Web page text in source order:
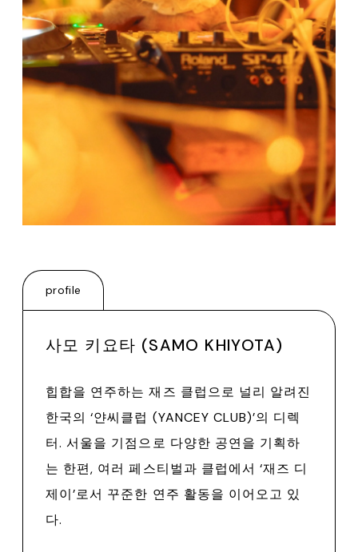
profile
사모 키요타 (SAMO KHIYOTA)
힙합을 연주하는 재즈 클럽으로 널리 알려진
한국의 ‘얀씨클럽 (YANCEY CLUB)’의 디렉
터. 서울을 기점으로 다양한 공연을 기획하
는 한편, 여러 페스티벌과 클럽에서 ‘재즈 디
제이’로서 꾸준한 연주 활동을 이어오고 있
다.